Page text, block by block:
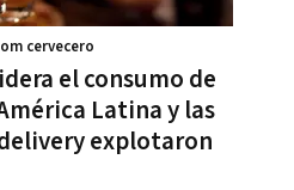
el consumo de
Latina y las
explotaron
cervecero